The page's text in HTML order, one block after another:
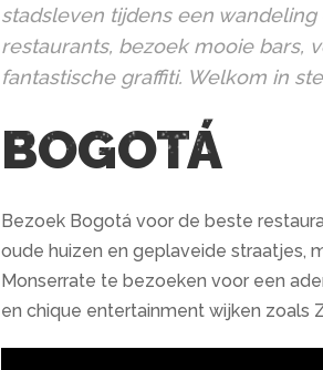
stadsleven tijdens een
restaurants, bezoek mooie bars,
fantastische graffiti. Welkom in
BOGOTÁ
Bezoek Bogotá voor de beste
oude huizen en geplaveide straatjes,
Monserrate te bezoeken voor een
en chique entertainment wijken zoals